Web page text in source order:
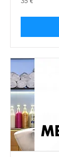
ευρώ